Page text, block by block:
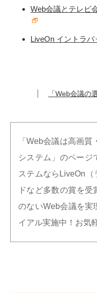
Web会議とテレビ
LiveOn イントラ
「Web会議の
「Web会議は高画
システム」のページ
ステムならLiveOn
ドなど多数の賞を
のないWeb会議を実
イアル実施中！お気